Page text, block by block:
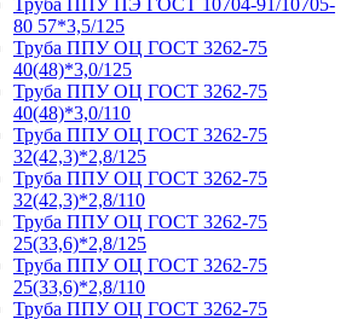
Труба ППУ ПЭ ГОСТ 10704-91/10705-
80 57*3,5/125
Труба ППУ ОЦ ГОСТ 3262-75
40(48)*3,0/125
Труба ППУ ОЦ ГОСТ 3262-75
40(48)*3,0/110
Труба ППУ ОЦ ГОСТ 3262-75
32(42,3)*2,8/125
Труба ППУ ОЦ ГОСТ 3262-75
32(42,3)*2,8/110
Труба ППУ ОЦ ГОСТ 3262-75
25(33,6)*2,8/125
Труба ППУ ОЦ ГОСТ 3262-75
25(33,6)*2,8/110
Труба ППУ ОЦ ГОСТ 3262-75